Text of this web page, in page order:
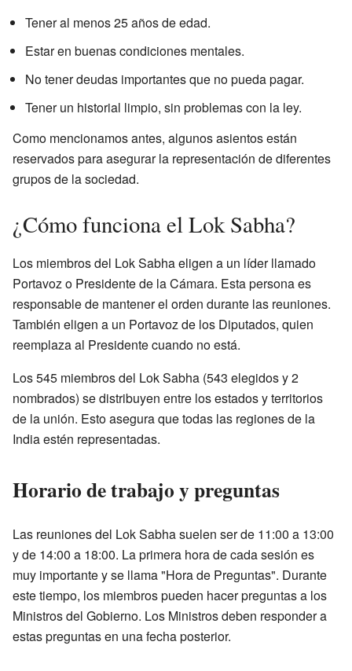
Tener al menos 25 años de edad.
Estar en buenas condiciones mentales.
No tener deudas importantes que no pueda pagar.
Tener un historial limpio, sin problemas con la ley.
Como mencionamos antes, algunos asientos están
reservados para asegurar la representación de diferentes
grupos de la sociedad.
¿Cómo funciona el Lok Sabha?
Los miembros del Lok Sabha eligen a un líder llamado
Portavoz o Presidente de la Cámara. Esta persona es
responsable de mantener el orden durante las reuniones.
También eligen a un Portavoz de los Diputados, quien
reemplaza al Presidente cuando no está.
Los 545 miembros del Lok Sabha (543 elegidos y 2
nombrados) se distribuyen entre los estados y territorios
de la unión. Esto asegura que todas las regiones de la
India estén representadas.
Horario de trabajo y preguntas
Las reuniones del Lok Sabha suelen ser de 11:00 a 13:00
y de 14:00 a 18:00. La primera hora de cada sesión es
muy importante y se llama "Hora de Preguntas". Durante
este tiempo, los miembros pueden hacer preguntas a los
Ministros del Gobierno. Los Ministros deben responder a
estas preguntas en una fecha posterior.